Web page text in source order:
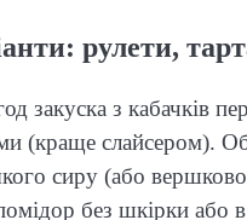
рулети,
закуска з кабачків
(краще слайсером).
сиру (або
без шкірки або